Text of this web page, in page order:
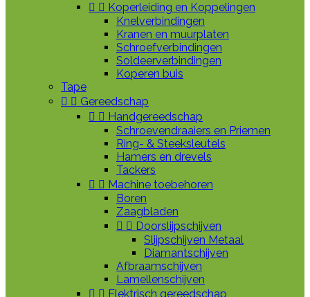
  Koperleiding en Koppelingen
Knelverbindingen
Kranen en muurplaten
Schroefverbindingen
Soldeerverbindingen
Koperen buis
Tape
  Gereedschap
  Handgereedschap
Schroevendraaiers en Priemen
Ring- & Steeksleutels
Hamers en drevels
Tackers
  Machine toebehoren
Boren
Zaagbladen
  Doorslijpschijven
Slijpschijven Metaal
Diamantschijven
Afbraamschijven
Lamellenschijven
  Elektrisch gereedschap